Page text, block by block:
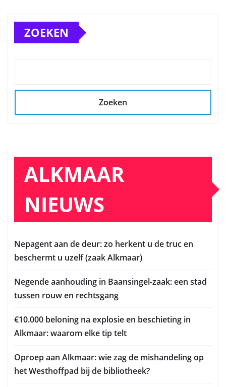
ZOEKEN
Zoeken
ALKMAAR
NIEUWS
Nepagent aan de deur: zo herkent u de truc en
beschermt u uzelf (zaak Alkmaar)
Negende aanhouding in Baansingel-zaak: een stad
tussen rouw en rechtsgang
€10.000 beloning na explosie en beschieting in
Alkmaar: waarom elke tip telt
Oproep aan Alkmaar: wie zag de mishandeling op
het Westhoffpad bij de bibliotheek?